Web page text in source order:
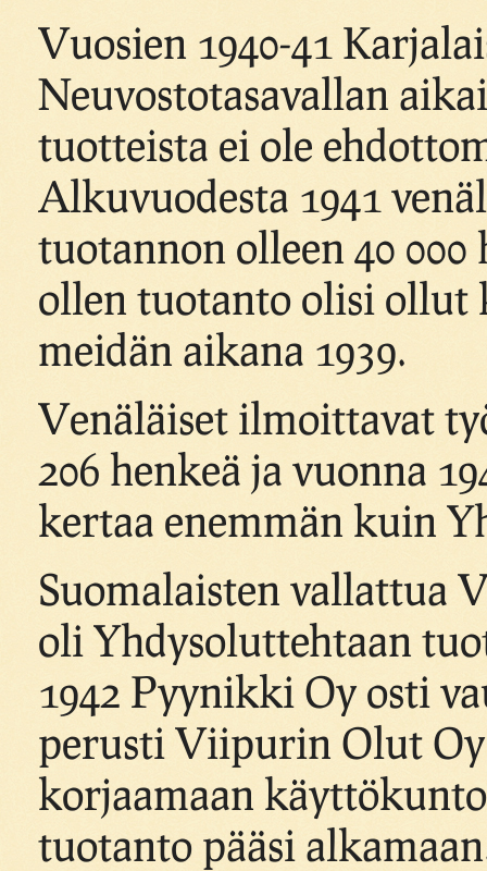
Vuosien 1940-41
Neuvostotasavallan
tuotteista ei ole
Alkuvuodesta 1941
tuotannon olleen 40
ollen tuotanto olisi ollut
meidän aikana 1939.
Venäläiset ilmoittavat
206 henkeä ja vuonna
kertaa enemmän kuin
Suomalaisten vallattua
oli Yhdysoluttehtaan
1942 Pyynikki Oy osti
perusti Viipurin Olut
korjaamaan
tuotanto pääsi